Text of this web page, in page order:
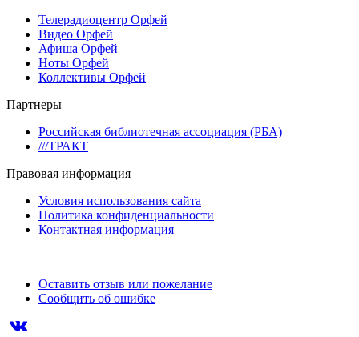
Телерадиоцентр Орфей
Видео Орфей
Афиша Орфей
Ноты Орфей
Коллективы Орфей
Партнеры
Российская библиотечная ассоциация (РБА)
///ТРАКТ
Правовая информация
Условия использования сайта
Политика конфиденциальности
Контактная информация
Оставить отзыв или пожелание
Сообщить об ошибке